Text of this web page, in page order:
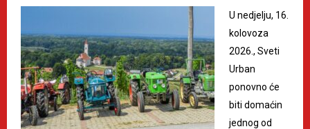
U nedjelju, 16.
kolovoza
2026., Sveti
Urban
ponovno će
biti domaćin
jednog od